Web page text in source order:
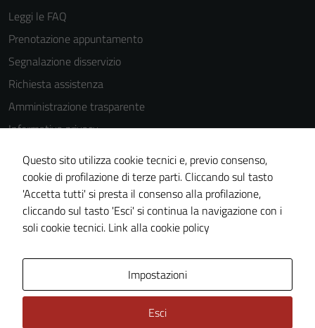
Leggi le FAQ
Prenotazione appuntamento
Segnalazione disservizio
Richiesta assistenza
Amministrazione trasparente
Informativa privacy
Cookie Policy
Note legali
Dichiarazione di accessibilità
Piano di miglioramento del sito
Questo sito utilizza cookie tecnici e, previo consenso,
cookie di profilazione di terze parti. Cliccando sul tasto
'Accetta tutti' si presta il consenso alla profilazione,
cliccando sul tasto 'Esci' si continua la navigazione con i
soli cookie tecnici. Link alla cookie policy
Impostazioni
Esci